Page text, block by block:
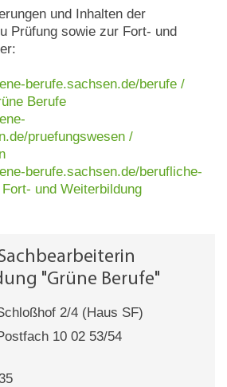
und Inhalten der
Prüfung sowie zur Fort- und
berufe.sachsen.de/berufe /
Berufe
pruefungswesen /
berufe.sachsen.de/berufliche-
und Weiterbildung
"Grüne Berufe"
2/4 (Haus SF)
10 02 53/54